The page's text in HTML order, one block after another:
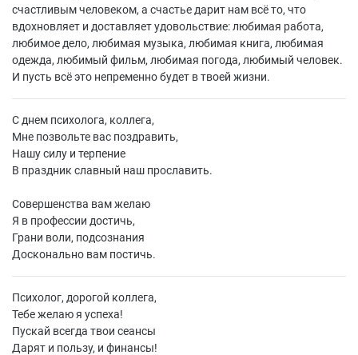
счастливым человеком, а счастье дарит нам всё то, что
вдохновляет и доставляет удовольствие: любимая работа,
любимое дело, любимая музыка, любимая книга, любимая
одежда, любимый фильм, любимая погода, любимый человек.
И пусть всё это непременно будет в твоей жизни.
С днем психолога, коллега,
Мне позвольте вас поздравить,
Нашу силу и терпение
В праздник славный наш прославить.
Совершенства вам желаю
Я в профессии достичь,
Грани воли, подсознания
Досконально вам постичь.
Психолог, дорогой коллега,
Тебе желаю я успеха!
Пускай всегда твои сеансы
Дарят и пользу, и финансы!